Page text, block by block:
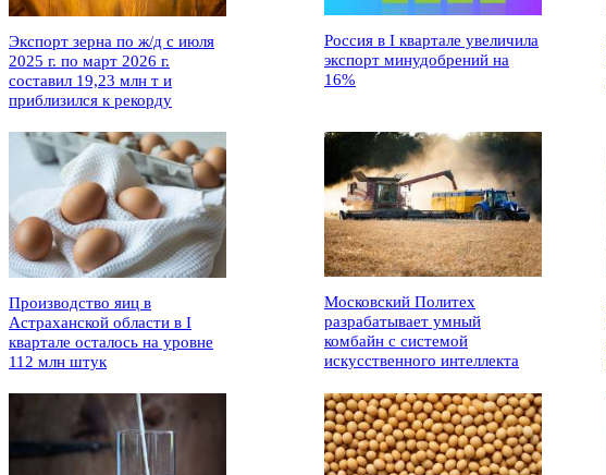
Экспорт зерна по ж/д с июля
2025 г. по март 2026 г.
составил 19,23 млн т и
приблизился к рекорду
Россия в I квартале увеличила
экспорт минудобрений на
16%
Производство яиц в
Астраханской области в I
квартале осталось на уровне
112 млн штук
Московский Политех
разрабатывает умный
комбайн с системой
искусственного интеллекта